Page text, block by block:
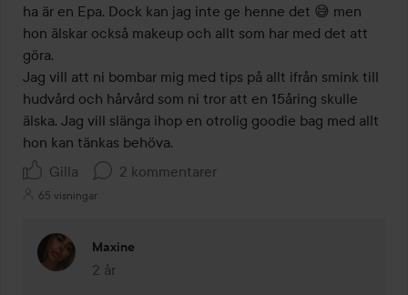
ha är en Epa. Dock kan jag inte ge henne det 😅 men
hon älskar också makeup och allt som har med det att
göra.
Jag vill att ni bombar mig med tips på allt ifrån smink till
hudvård och hårvård som ni tror att en 15åring skulle
älska. Jag vill slänga ihop en otrolig goodie bag med allt
hon kan tänkas behöva.
Gilla
2 kommentarer
65 visningar
Maxine
2 år
Kommentaren lades 2 år